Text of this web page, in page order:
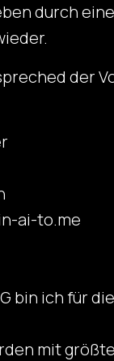
durch
der
ai-to.me
bin ich für
mit